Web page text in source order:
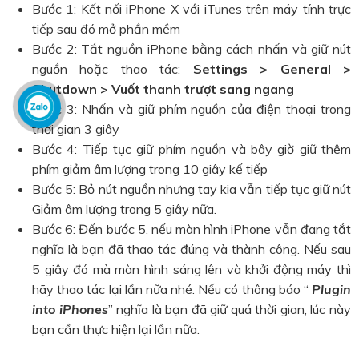
Bước 1: Kết nối iPhone X với iTunes trên máy tính trực
tiếp sau đó mở phần mềm
Bước 2: Tắt nguồn iPhone bằng cách nhấn và giữ nút
nguồn hoặc thao tác: Settings > General >
Shutdown > Vuốt thanh trượt sang ngang
Bước 3: Nhấn và giữ phím nguồn của điện thoại trong
thời gian 3 giây
Bước 4: Tiếp tục giữ phím nguồn và bây giờ giữ thêm
phím giảm âm lượng trong 10 giây kế tiếp
Bước 5: Bỏ nút nguồn nhưng tay kia vẫn tiếp tục giữ nút
Giảm âm lượng trong 5 giây nữa.
Bước 6: Đến bước 5, nếu màn hình iPhone vẫn đang tắt
nghĩa là bạn đã thao tác đúng và thành công. Nếu sau
5 giây đó mà màn hình sáng lên và khởi động máy thì
hãy thao tác lại lần nữa nhé. Nếu có thông báo “ Plugin
into iPhones” nghĩa là bạn đã giữ quá thời gian, lúc này
bạn cần thực hiện lại lần nữa.